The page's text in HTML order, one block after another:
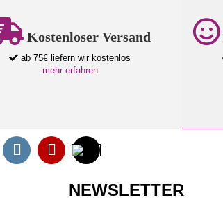
Kostenloser Versand
ab 75€ liefern wir kostenlos
mehr erfahren
NEWSLETTER